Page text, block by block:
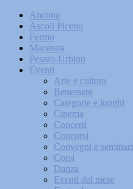
Ancona
Ascoli Piceno
Fermo
Macerata
Pesaro-Urbino
Eventi
Arte e cultura
Benessere
Categorie e luoghi
Cinema
Concerti
Concorsi
Convegni e seminari
Corsi
Danza
Eventi del mese